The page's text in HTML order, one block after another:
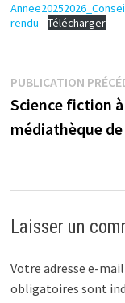
rendu
Télécharger
Navigation
de
l’article
PUBLICATION
Science fiction
médiathèque
Laisser un
Votre adresse e-
obligatoires sont